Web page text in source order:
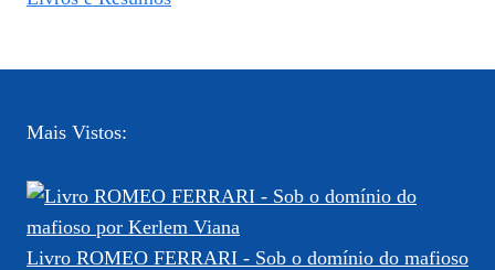
Mais Vistos:
Livro ROMEO FERRARI - Sob o domínio do mafioso